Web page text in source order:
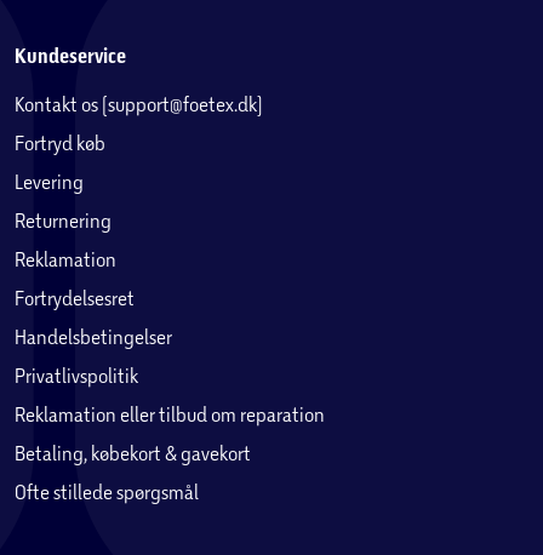
Kundeservice
Kontakt os (support@foetex.dk)
Fortryd køb
Levering
Returnering
Reklamation
Fortrydelsesret
Handelsbetingelser
Privatlivspolitik
Reklamation eller tilbud om reparation
Betaling, købekort & gavekort
Ofte stillede spørgsmål